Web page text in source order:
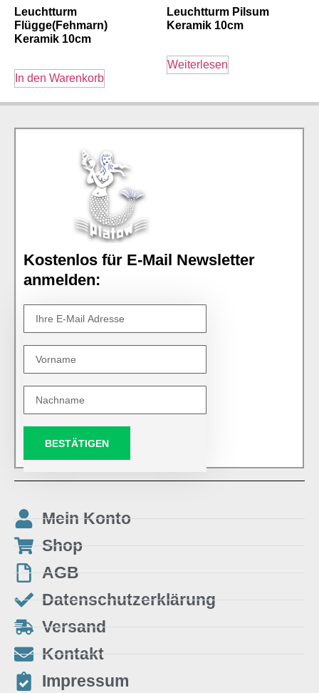
Leuchtturm
Flügge(Fehmarn)
Keramik 10cm
In den Warenkorb
Leuchtturm Pilsum
Keramik 10cm
Weiterlesen
Kostenlos für E-Mail Newsletter
anmelden:
BESTÄTIGEN
Mein Konto
Shop
AGB
Datenschutzerklärung
Versand
Kontakt
Impressum